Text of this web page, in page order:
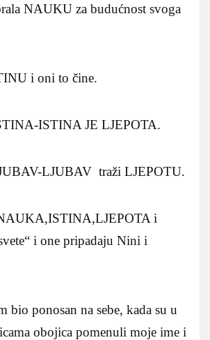
NAUKU za budućnost svoga
i oni to čine.
ISTINA JE LJEPOTA.
LJUBAV traži LJEPOTU.
i
i one pripadaju Nini i
bio ponosan na sebe, kada su u
obojica pomenuli moje ime i